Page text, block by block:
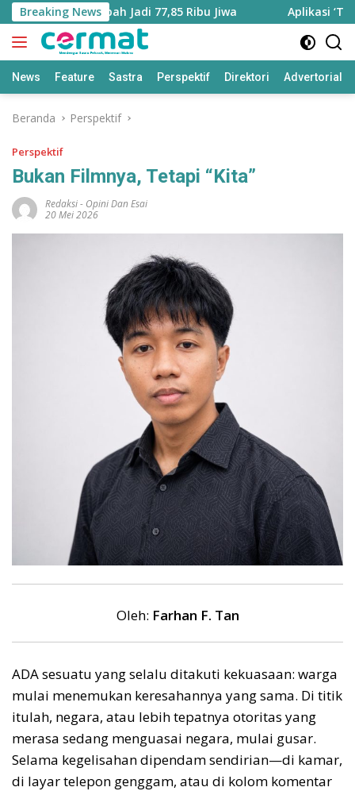
Langsung
ke
konten
Breaking News
Bertambah Jadi 77,85 Ribu Jiwa Aplikasi ‘Teras
News Feature Sastra Perspektif Direktori Advertorial
Beranda Perspektif
Perspektif
Bukan Filmnya, Tetapi “Kita”
Redaksi- Opini Dan Esai
20 Mei 2026
Oleh: Farhan F. Tan
ADA sesuatu yang selalu ditakuti kekuasaan: warga
mulai menemukan keresahannya yang sama. Di titik
itulah, negara, atau lebih tepatnya otoritas yang
merasa sedang menguasai negara, mulai gusar.
Selama kegelisahan dipendam sendirian—di kamar,
di layar telepon genggam, atau di kolom komentar